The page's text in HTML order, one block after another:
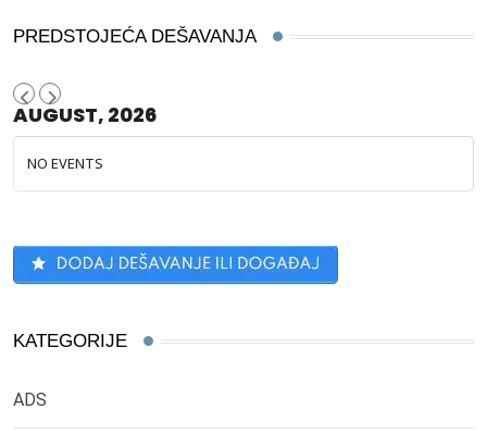
PREDSTOJEĆA DEŠAVANJA
AUGUST, 2026
NO EVENTS
KATEGORIJE
ADS